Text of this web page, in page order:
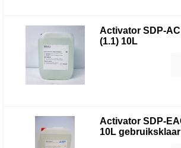
Activator SDP-
(1.1) 10L
Activator SDP-
10L gebruiksklaar